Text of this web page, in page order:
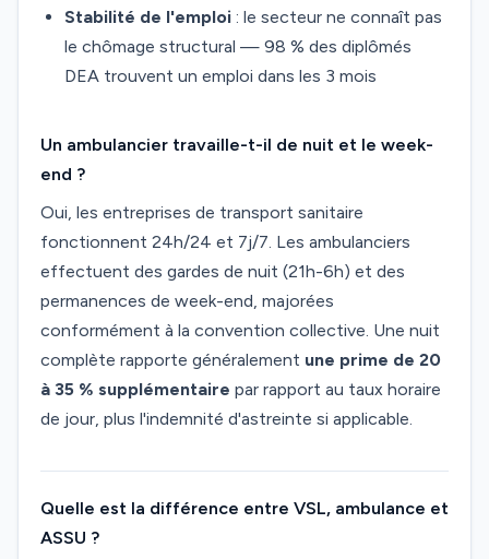
Stabilité de l'emploi : le secteur ne connaît pas
le chômage structural — 98 % des diplômés
DEA trouvent un emploi dans les 3 mois
Un ambulancier travaille-t-il de nuit et le week-
end ?
Oui, les entreprises de transport sanitaire
fonctionnent 24h/24 et 7j/7. Les ambulanciers
effectuent des gardes de nuit (21h-6h) et des
permanences de week-end, majorées
conformément à la convention collective. Une nuit
complète rapporte généralement une prime de 20
à 35 % supplémentaire par rapport au taux horaire
de jour, plus l'indemnité d'astreinte si applicable.
Quelle est la différence entre VSL, ambulance et
ASSU ?